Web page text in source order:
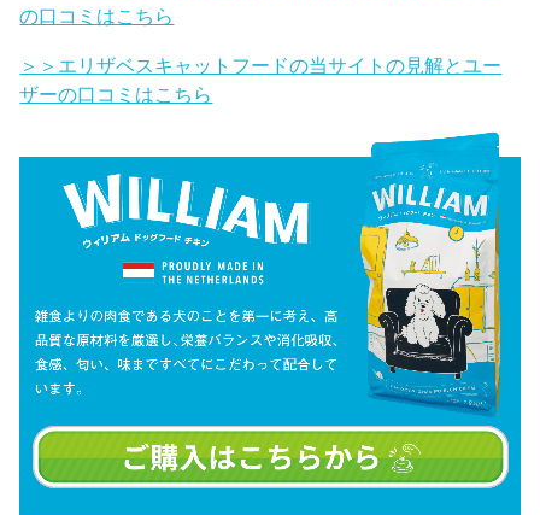
の口コミはこちら
＞＞エリザベスキャットフードの当サイトの見解とユー
ザーの口コミはこちら